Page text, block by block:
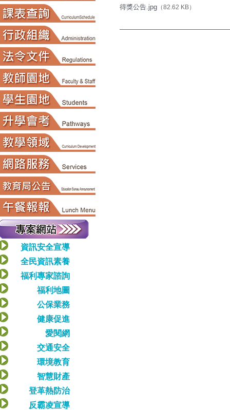
資訊安全宣導
全民資訊素養
福利專家諮詢
福利地圖
公保業務
健康促進
愛閱網
交通安全
環境教育
智慧財產
登革熱防治
反霸凌宣導
得獎公告.jpg （82.62 KB）